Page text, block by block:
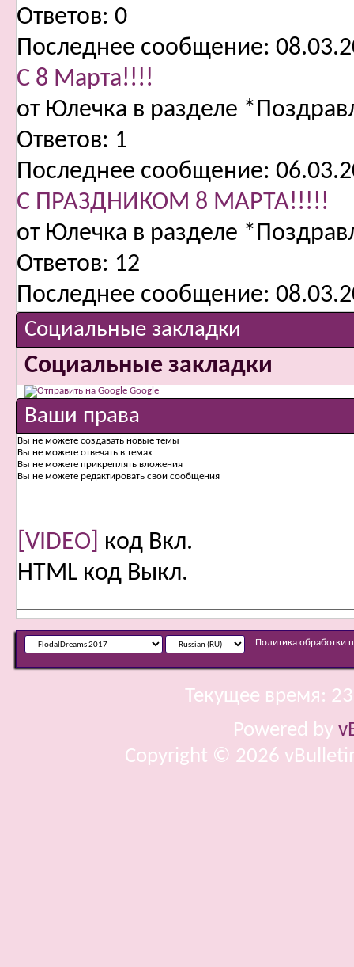
Ответов: 0
Последнее сообщение:
С 8 Марта!!!!
от Юлечка в разделе
Ответов: 1
Последнее сообщение:
С ПРАЗДНИКОМ 8 МАРТА!!!!!
от Юлечка в разделе
Ответов: 12
Последнее сообщение:
Социальные закладки
Социальные закладки
Google
Ваши права
Вы не можете создавать новые темы
Вы не можете отвечать в темах
Вы не можете прикреплять вложения
Вы не можете редактировать свои сообщения
[VIDEO] код Вкл.
HTML код Выкл.
Политика обработки
Текущее время:
Powered by
Copyright © 2026